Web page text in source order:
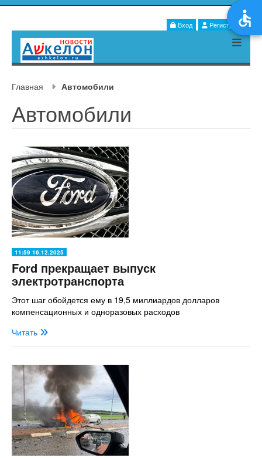
Вход Регистрация
Главная Автомобили
Автомобили
11:59 16.12.2025
Ford прекращает выпуск
электротранспорта
Этот шаг обойдется ему в 19,5 миллиардов долларов
компенсационных и одноразовых расходов
Читать